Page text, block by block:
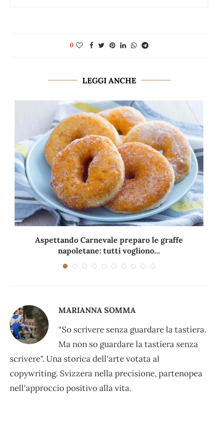
0
LEGGI ANCHE
Aspettando Carnevale preparo le graffe
napoletane: tutti vogliono...
MARIANNA SOMMA
“So scrivere senza guardare la tastiera.
Ma non so guardare la tastiera senza
scrivere". Una storica dell'arte votata al
copywriting. Svizzera nella precisione, partenopea
nell'approccio positivo alla vita.